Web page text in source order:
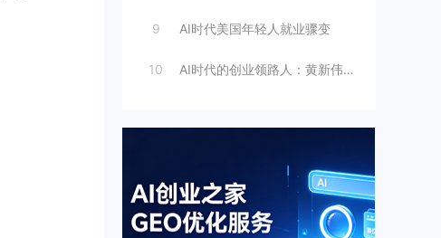
9 AI时代美国年轻人就业骤变
10 AI时代的创业领路人：黄新伟与AI创业